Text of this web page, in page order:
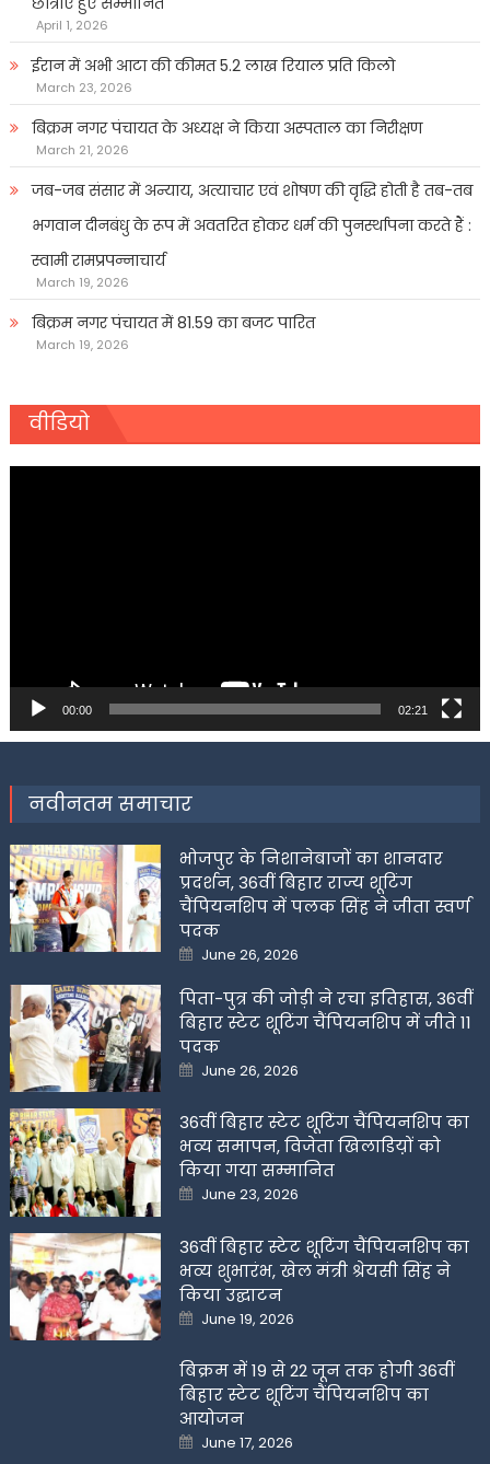
April 1, 2026
ईरान में अभी आटा की कीमत 5.2 लाख रियाल प्रति किलो
March 23, 2026
बिक्रम नगर पंचायत के अध्यक्ष ने किया अस्पताल का निरीक्षण
March 21, 2026
जब-जब संसार में अन्याय, अत्याचार एवं शोषण की वृद्धि होती है तब-तब
भगवान दीनबंधु के रूप में अवतरित होकर धर्म की पुनर्स्थापना करते हैं :
स्वामी रामप्रपन्नाचार्य
March 19, 2026
बिक्रम नगर पंचायत में 81.59 का बजट पारित
March 19, 2026
वीडियो
00:00 02:21
नवीनतम समाचार
भोजपुर के निशानेबाजों का शानदार
प्रदर्शन, 36वीं बिहार राज्य शूटिंग
चैंपियनशिप में पलक सिंह ने जीता स्वर्ण
पदक
Posted
on
June 26, 2026
पिता-पुत्र की जोड़ी ने रचा इतिहास, 36वीं
बिहार स्टेट शूटिंग चैंपियनशिप में जीते 11
पदक
Posted
on
June 26, 2026
36वीं बिहार स्टेट शूटिंग चैंपियनशिप का
भव्य समापन, विजेता खिलाडिय़ों को
किया गया सम्मानित
Posted
on
June 23, 2026
36वीं बिहार स्टेट शूटिंग चैंपियनशिप का
भव्य शुभारंभ, खेल मंत्री श्रेयसी सिंह ने
किया उद्घाटन
Posted
on
June 19, 2026
बिक्रम में 19 से 22 जून तक होगी 36वीं
बिहार स्टेट शूटिंग चैंपियनशिप का
आयोजन
Posted
on
June 17, 2026